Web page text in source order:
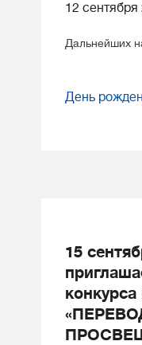
12 сентября
Дальнейших
День
15